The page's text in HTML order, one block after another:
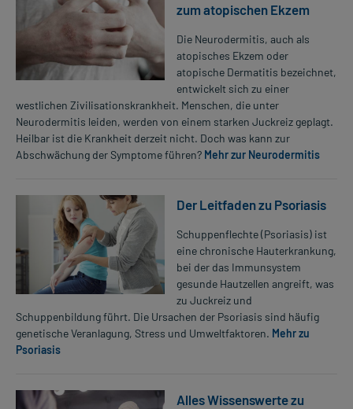
zum atopischen Ekzem
Die Neurodermitis, auch als
atopisches Ekzem oder
atopische Dermatitis bezeichnet,
entwickelt sich zu einer
westlichen Zivilisationskrankheit. Menschen, die unter
Neurodermitis leiden, werden von einem starken Juckreiz geplagt.
Heilbar ist die Krankheit derzeit nicht. Doch was kann zur
Abschwächung der Symptome führen? Mehr zur Neurodermitis
Der Leitfaden zu Psoriasis
Schuppenflechte (Psoriasis) ist
eine chronische Hauterkrankung,
bei der das Immunsystem
gesunde Hautzellen angreift, was
zu Juckreiz und
Schuppenbildung führt. Die Ursachen der Psoriasis sind häufig
genetische Veranlagung, Stress und Umweltfaktoren. Mehr zu
Psoriasis
Alles Wissenswerte zu